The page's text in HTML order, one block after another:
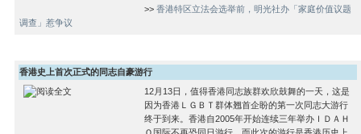
>> 香港特区立法会选举前，明光社办「家庭价值议题
调查」惹争议
香港史上首次正式的同志自豪游行
12月13日，值得香港同志族群欢欣鼓舞的一天，这是
因为香港ＬＧＢＴ群体翘首企盼的第一次同志大游行
终于到来。香港自2005年开始连续三年举办ＩＤＡＨ